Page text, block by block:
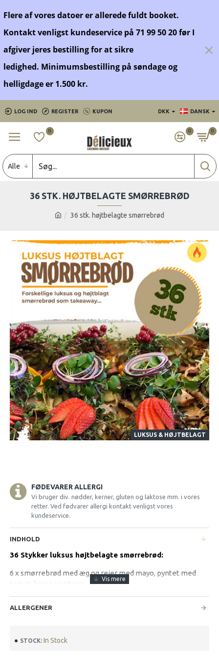
Flere af vores datoer er allerede fuldt booket.
Kontakt venligst kundeservice på 71 99 50 20 før I
afgiver jeres bestilling for at sikre
ledighed. Minimumsbestilling på søndage og
helligdage er 1.500 kr.
LOG IND REGISTER KUPON DKK DANSK
0 0 0
Alle
36 stk. højtbelagte smørrebrød
36 STK. HØJTBELAGTE SMØRREBRØD
LUKSUS & HØJTBELAGT
FØDEVARER ALLERGI
Vi bruger div. nødder, kerner, gluten og laktose mm. i vores
retter. Ved fødvarer allergi kontakt venligst vores
kundeservice.
INDHOLD
36 Stykker luksus højtbelagte smørrebrød:
6 x smørrebrød med æg og rejer med mayo, pyntet med
tomat, karse og citron
egen grov remoulade, citron og dild
peberrod, agurkesalat og syltede løg
ALLERGENER
STOCK: In Stock